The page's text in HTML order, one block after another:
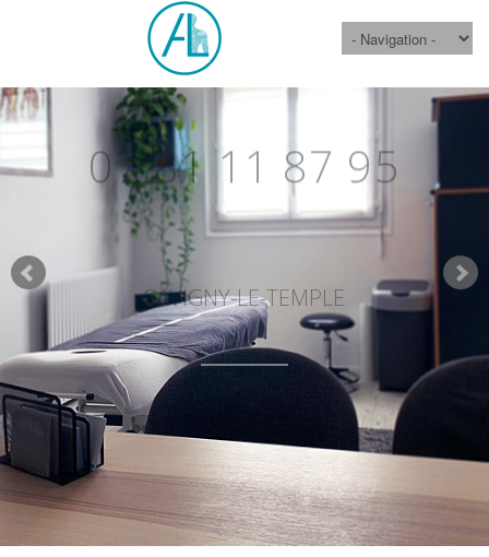
07 81 11 87 95
SAVIGNY-LE-TEMPLE